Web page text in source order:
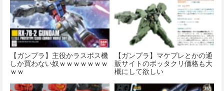
【ガンプラ】主役かラスボス機
しか買わない奴ｗｗｗｗｗｗｗ
ｗｗ
【ガンプラ】マケプレとかの通
販サイトのボッタクリ価格も大
概にして欲しい